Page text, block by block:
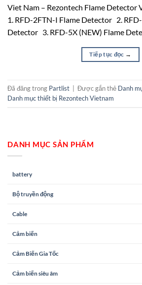
Viet Nam – Rezontech Flame Detector
1. RFD-2FTN-I Flame Detector 2.
Detector 3. RFD-5X (NEW) Flame
Tiếp tục đọc →
Đã đăng trong Partlist Được gắn thẻ Danh
Danh mục thiết bị Rezontech Vietnam
DANH MỤC SẢN PHẨM
battery
Bộ truyền động
Cable
Cảm biến
Cảm Biến Gia Tốc
Cảm biến siêu âm